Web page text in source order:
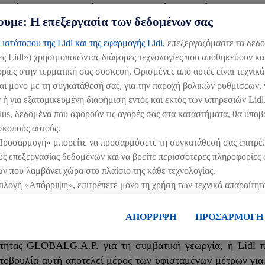
εμπειρογνώμονες στον τομέα των βιώσιμων
καλλιέργεια οπωροκηπευτικών που εστιάζει στη
Φάρμας και ως εκ τούτου ενσωματώθηκε σε ένα
συμμετέχοντες της αγοράς, από τους παραγωγούς μέχρι
Food Systems GmbH (SFS) στο ρόλο του
καθώς και το Πανεπιστήμιο Nürtingen-
αποδοχή.
οι αγρότες θα εφαρμόζουν μέτρα στις
και, επομένως, στην προστασία της ποικιλομορφίας των
GLOBALG.A.P. για τη συμβατική γεωργία, η Lidl
αυτή αποτελεί μέρος των υφισταμένων μέτρων
Η επεξεργασία των δεδομένων σας
της Lidl και της εφαρμογής Lidl, επεξεργαζόμαστε τα
Lidl») χρησιμοποιώντας διάφορες τεχνολογίες που αποθηκεύουν
στην τερματική σας συσκευή. Ορισμένες από αυτές είναι
μόνο με τη συγκατάθεσή σας, για την παροχή βολικών ρυθμίσεων,
ή για εξατομικευμένη διαφήμιση εντός και εκτός των υπηρεσιών
δεδομένα που αφορούν τις αγορές σας στα καταστήματα, θα
αυτούς.
μπορείτε να προσαρμόσετε τη συγκατάθεσή σας
δεδομένων και να βρείτε περισσότερες πληροφορίες
που λαμβάνει χώρα στο πλαίσιο της κάθε τεχνολογίας.
«Απόρριψη», επιτρέπετε μόνο τη χρήση των τεχνικά
μεταξύ άλλων για την περίοδο αποθήκευσης των
συγκατάθεσή σας ανά πάσα στιγμή με ισχύ για το μέλλον, μπορείτε
Μπορείτε να βρείτε τα νομικά στοιχεία της εταιρείας μας εδώ.
ΑΠΟΡΡΙΨΗ ΠΡΟΣΑΡΜΟΓΗ